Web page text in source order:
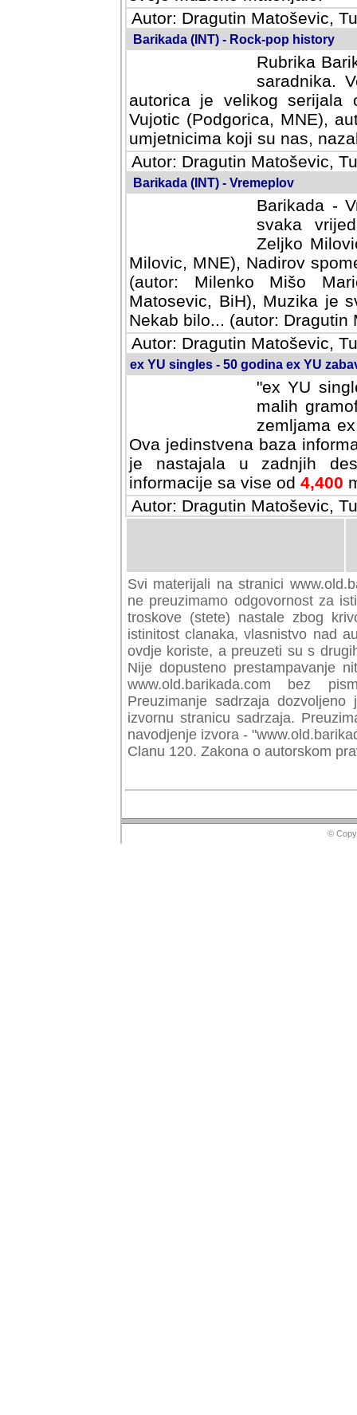
Autor: Dragutin Matoševic,
Barikada (INT) - Rock-pop history
Rubrika
saradnika.
autorica je velikog serijala
Vujotic (Podgorica, MNE),
umjetnicima koji su nas,
Autor: Dragutin Matoševic,
Barikada (INT) - Vremeplov
Barikada -
svaka
Milovic,
MNE), Nadirov spomenar
Milenko Mišo Maric, UK),
Muzika je svirala (autor:
(autor: Dragutin Matosevic,
Autor: Dragutin Matoševic,
ex YU singles - 50 godina ex YU
"ex YU
malih
zemljama
Ova jedinstvena baza
je nastajala u zadnjih
informacije sa vise od 4,400
Autor: Dragutin Matoševic,
Svi materijali na stranici
preuzimamo odgovornost za
troskove (stete) nastale zbog
istinitost clanaka, vlasnistvo nad
ovdje koriste, a preuzeti su s
Nije dopusteno prestampavanje
www.old.barikada.com bez
Preuzimanje sadrzaja
izvornu stranicu sadrzaja.
navodjenje izvora -
Clanu 120. Zakona o autorskom
©